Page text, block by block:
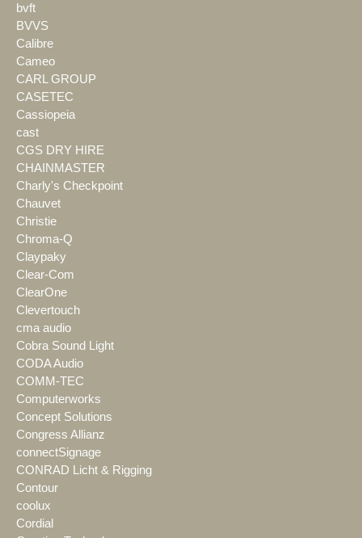
bvft
BVVS
Calibre
Cameo
CARL GROUP
CASETEC
Cassiopeia
cast
CGS DRY HIRE
CHAINMASTER
Charly's Checkpoint
Chauvet
Christie
Chroma-Q
Claypaky
Clear-Com
ClearOne
Clevertouch
cma audio
Cobra Sound Light
CODA Audio
COMM-TEC
Computerworks
Concept Solutions
Congress Allianz
connectSignage
CONRAD Licht & Rigging
Contour
coolux
Cordial